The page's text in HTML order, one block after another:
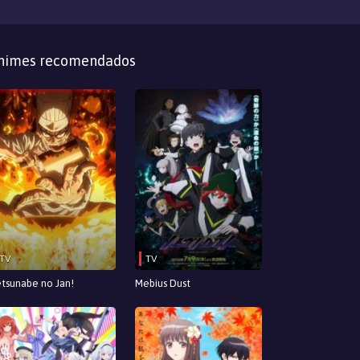
recomendados
TV
no Jan!
TV
Mebius Dust